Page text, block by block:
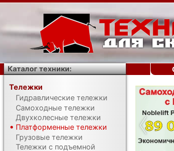
‹
Каталог техники:
Тележки
Гидравлические тележки
Самоходные тележки
Двухколесные тележки
Платформенные тележки
Грузовые тележки
Тележки с подъемной